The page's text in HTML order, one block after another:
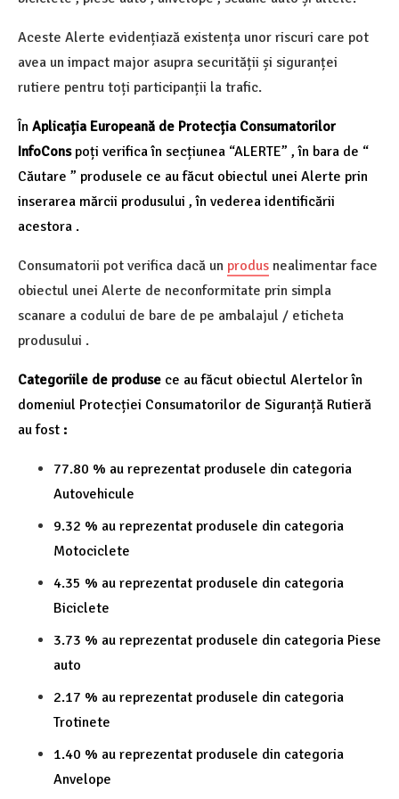
Aceste Alerte evidențiază existența unor riscuri care pot
avea un impact major asupra securității și siguranței
rutiere pentru toți participanții la trafic.
În Aplicația Europeană de Protecția Consumatorilor
InfoCons poți verifica în secțiunea “ALERTE” , în bara de “
Căutare ” produsele ce au făcut obiectul unei Alerte prin
inserarea mărcii produsului , în vederea identificării
acestora .
Consumatorii pot verifica dacă un produs nealimentar face
obiectul unei Alerte de neconformitate prin simpla
scanare a codului de bare de pe ambalajul / eticheta
produsului .
Categoriile de produse ce au făcut obiectul Alertelor în
domeniul Protecției Consumatorilor de Siguranță Rutieră
au fost :
77.80 % au reprezentat produsele din categoria
Autovehicule
9.32 % au reprezentat produsele din categoria
Motociclete
4.35 % au reprezentat produsele din categoria
Biciclete
3.73 % au reprezentat produsele din categoria Piese
auto
2.17 % au reprezentat produsele din categoria
Trotinete
1.40 % au reprezentat produsele din categoria
Anvelope